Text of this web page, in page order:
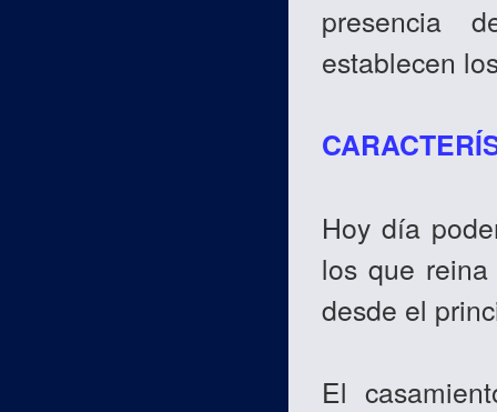
presencia
establecen
Hoy día
los que
desde el
El